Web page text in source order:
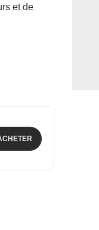
et de